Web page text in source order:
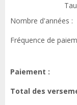
Nombre d'années :
Fréquence de
Paiement :
Total des